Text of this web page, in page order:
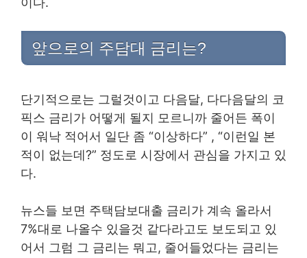
앞으로의 주담대 금리는?
단기적으로는 그럴것이고 다음달, 다다음달의 코
픽스 금리가 어떻게 될지 모르니까 줄어든 폭이
이 워낙 적어서 일단 좀 “이상하다” , “이런일 본
적이 없는데?” 정도로 시장에서 관심을 가지고 있
다.
뉴스들 보면 주택담보대출 금리가 계속 올라서
7%대로 나올수 있을것 같다라고도 보도되고 있
어서 그럼 그 금리는 뭐고, 줄어들었다는 금리는